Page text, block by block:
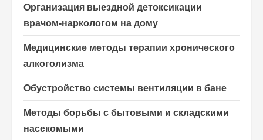
Организация выездной детоксикации
врачом-наркологом на дому
Медицинские методы терапии хронического
алкоголизма
Обустройство системы вентиляции в бане
Методы борьбы с бытовыми и складскими
насекомыми